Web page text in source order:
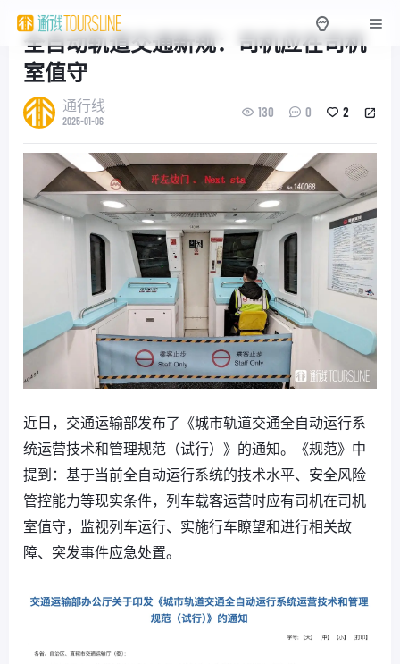
全自动轨道交通新规：司机应在司机
室值守
通行线
2025-01-06
130 0 2
近日，交通运输部发布了《城市轨道交通全自动运行系
统运营技术和管理规范（试行）》的通知。《规范》中
提到：基于当前全自动运行系统的技术水平、安全风险
管控能力等现实条件，列车载客运营时应有司机在司机
室值守，监视列车运行、实施行车瞭望和进行相关故
障、突发事件应急处置。